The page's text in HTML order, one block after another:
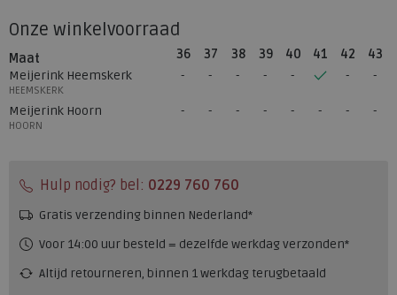
Onze winkelvoorraad
Maat 36 37 38 39 40 41 42
43
Meijerink Heemskerk
HEEMSKERK
Meijerink Hoorn
HOORN
Hulp nodig? bel: 0229 760 760
Gratis verzending binnen Nederland*
Voor 14:00 uur besteld = dezelfde werkdag verzonden*
Altijd retourneren, binnen 1 werkdag terugbetaald